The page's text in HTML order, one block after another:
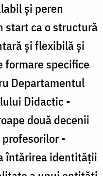
și peren
start ca o structură
și flexibilă și
formare specifice
Departamentul
Didactic -
două decenii
-
întărirea identității